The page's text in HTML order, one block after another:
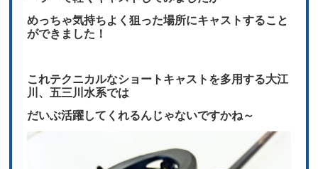
めっちゃ気持ちよく狙った場所にキャストすること
ができました！
これテクニカルなショートキャストを多用する大江
川、五三川水系では
だいぶ活躍してくれるんじゃないですかね～